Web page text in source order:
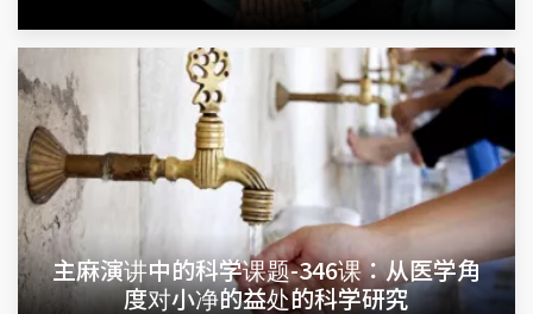
主麻演讲中的科学课题-346课：从医学角
度对小净的益处的科学研究